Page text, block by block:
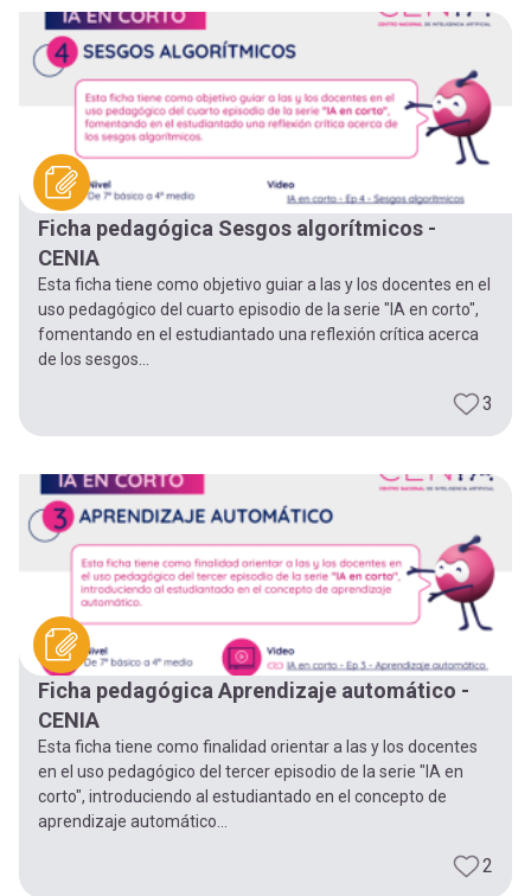
Ficha pedagógica Sesgos algorítmicos -
CENIA
Esta ficha tiene como objetivo guiar a las y los docentes en el
uso pedagógico del cuarto episodio de la serie "IA en corto",
fomentando en el estudiantado una reflexión crítica acerca
de los sesgos...
3
Ficha pedagógica Aprendizaje automático -
CENIA
Esta ficha tiene como finalidad orientar a las y los docentes
en el uso pedagógico del tercer episodio de la serie "IA en
corto", introduciendo al estudiantado en el concepto de
aprendizaje automático...
2